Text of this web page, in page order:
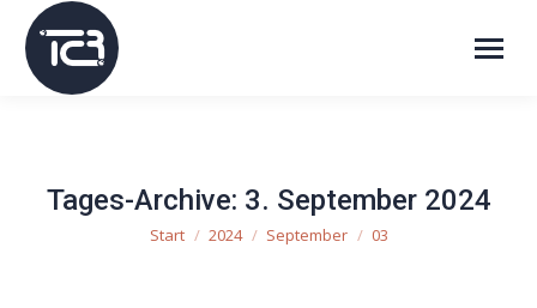
Tages-Archive: 3. September 2024
Sie befinden sich hier:
Start 2024 September 03